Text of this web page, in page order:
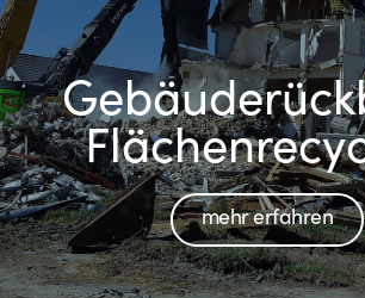
mehr erfahren